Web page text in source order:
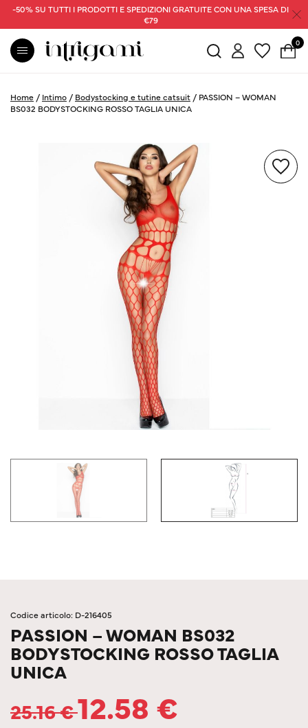
-50% SU TUTTI I PRODOTTI E SPEDIZIONI GRATUITE CON UNA SPESA DI
€79
0
Home / Intimo / Bodystocking e tutine catsuit / PASSION – WOMAN
BS032 BODYSTOCKING ROSSO TAGLIA UNICA
Codice articolo: D-216405
PASSION – WOMAN BS032
BODYSTOCKING ROSSO TAGLIA
UNICA
25.16€12.58 €